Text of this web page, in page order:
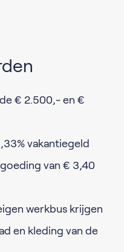
€ 2.500,- en €
vakantiegeld
van € 3,40
werkbus krijgen
en kleding van de